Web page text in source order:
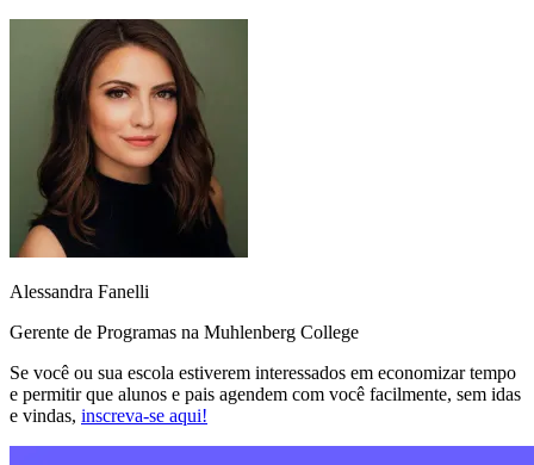
Alessandra Fanelli
Gerente de Programas na Muhlenberg College
Se você ou sua escola estiverem interessados em economizar tempo
e permitir que alunos e pais agendem com você facilmente, sem idas
e vindas, inscreva-se aqui!